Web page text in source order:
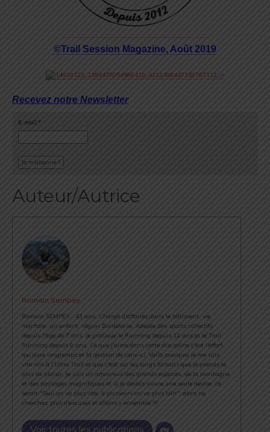
©Trail Session Magazine, Août 2019
Recevez notre Newsletter
E-mail *
Auteur/Autrice
Romain Sempey
Romain SEMPEY : 43 ans, Chargé d'affaires dans le bâtiment, vie
maritale, un enfant, région Bordelaise. Adepte des sports collectifs
depuis l'âge de 7 ans, je pratique le Running depuis 12 ans et le Trail
Running depuis 9 ans. Ce que j'aime dans cette discipline c'est l'effort
qui dure longtemps et la gestion de celui-ci. Voilà pourquoi je me suis
vite mis à l'Ultra Trail et que c'est sur les longs formats que je prends le
plus de plaisir. Je suis un amoureux des grands espaces, de la montagne
et des paysages magnifiques et si je devais suivre une seule devise, ce
serait "Seul on va plus vite, à plusieurs on va plus loin", alors ne
cherchez plus d'excuses et allons y ensemble !!!
Voir toutes les publications